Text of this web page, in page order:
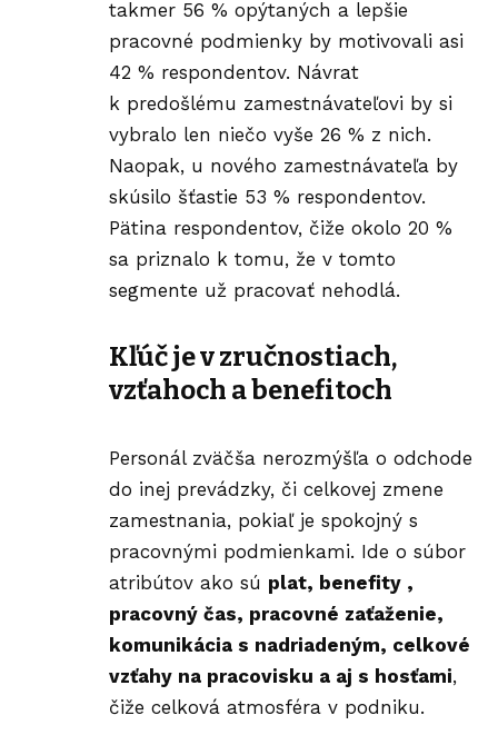
takmer 56 % opýtaných a lepšie
pracovné podmienky by motivovali asi
42 % respondentov. Návrat
k predošlému zamestnávateľovi by si
vybralo len niečo vyše 26 % z nich.
Naopak, u nového zamestnávateľa by
skúsilo šťastie 53 % respondentov.
Pätina respondentov, čiže okolo 20 %
sa priznalo k tomu, že v tomto
segmente už pracovať nehodlá.
Kľúč je v zručnostiach,
vzťahoch a benefitoch
Personál zväčša nerozmýšľa o odchode
do inej prevádzky, či celkovej zmene
zamestnania, pokiaľ je spokojný s
pracovnými podmienkami. Ide o súbor
atribútov ako sú plat, benefity ,
pracovný čas, pracovné zaťaženie,
komunikácia s nadriadeným, celkové
vzťahy na pracovisku a aj s hosťami,
čiže celková atmosféra v podniku.